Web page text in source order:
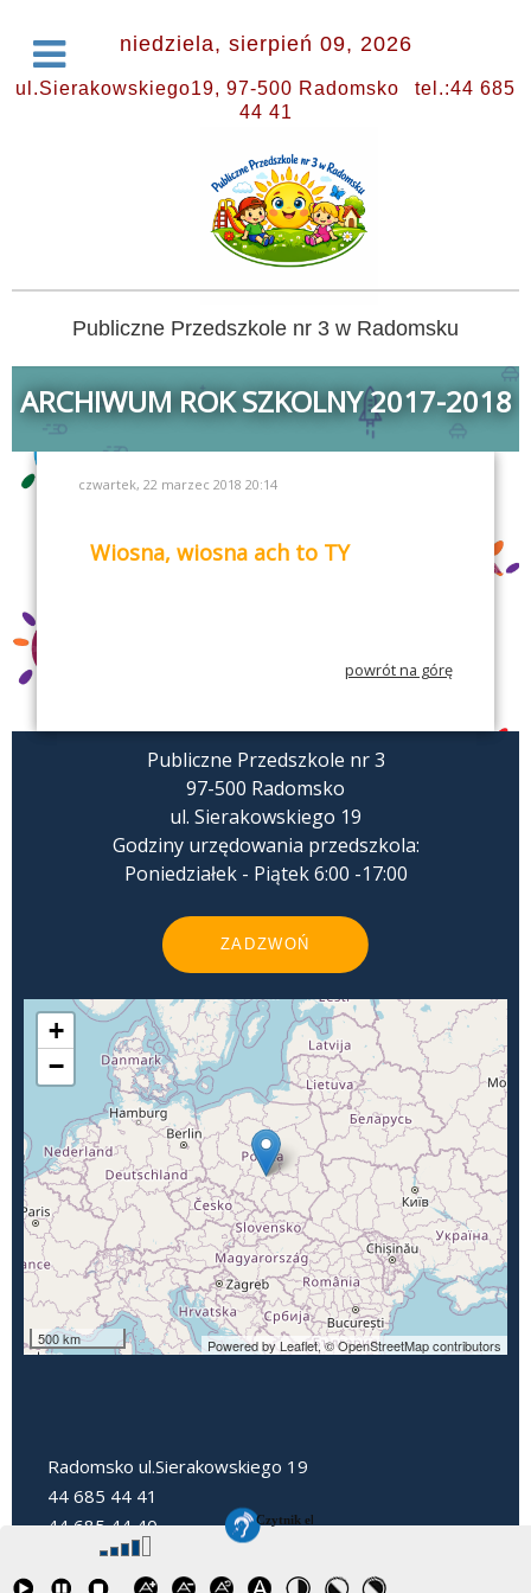
niedziela, sierpień 09, 2026
ul.Sierakowskiego19, 97-500 Radomsko
tel.:44 685
44 41
Publiczne Przedszkole nr 3 w Radomsku
ARCHIWUM ROK SZKOLNY 2017-2018
czwartek, 22 marzec 2018 20:14
Wiosna, wiosna ach to TY
powrót na górę
Publiczne Przedszkole nr 3
97-500 Radomsko
ul. Sierakowskiego 19
Godziny urzędowania przedszkola:
Poniedziałek - Piątek 6:00 -17:00
ZADZWOŃ
+
−
500 km Powered by Leaflet,© OpenStreetMap contributors
Radomsko ul.Sierakowskiego 19
44 685 44 41
44 685 44 40
dyrektorpp3@radomsko.pl